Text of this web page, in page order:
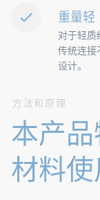
重量轻
对于轻质
传统连接
设计。
方法和原理
本产
材料使